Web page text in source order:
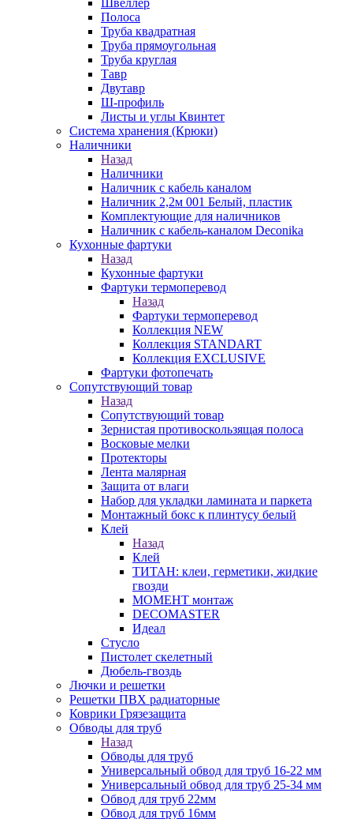
Швеллер
Полоса
Труба квадратная
Труба прямоугольная
Труба круглая
Тавр
Двутавр
Ш-профиль
Листы и углы Квинтет
Система хранения (Крюки)
Наличники
Назад
Наличники
Наличник с кабель каналом
Наличник 2,2м 001 Белый, пластик
Комплектующие для наличников
Наличник с кабель-каналом Deconika
Кухонные фартуки
Назад
Кухонные фартуки
Фартуки термоперевод
Назад
Фартуки термоперевод
Коллекция NEW
Коллекция STANDART
Коллекция EXCLUSIVE
Фартуки фотопечать
Сопутствующий товар
Назад
Сопутствующий товар
Зернистая противоскользящая полоса
Восковые мелки
Протекторы
Лента малярная
Защита от влаги
Набор для укладки ламината и паркета
Монтажный бокс к плинтусу белый
Клей
Назад
Клей
ТИТАН: клеи, герметики, жидкие
гвозди
МОМЕНТ монтаж
DECOMASTER
Идеал
Стусло
Пистолет скелетный
Дюбель-гвоздь
Лючки и решетки
Решетки ПВХ радиаторные
Коврики Грязезащита
Обводы для труб
Назад
Обводы для труб
Универсальный обвод для труб 16-22 мм
Универсальный обвод для труб 25-34 мм
Обвод для труб 22мм
Обвод для труб 16мм